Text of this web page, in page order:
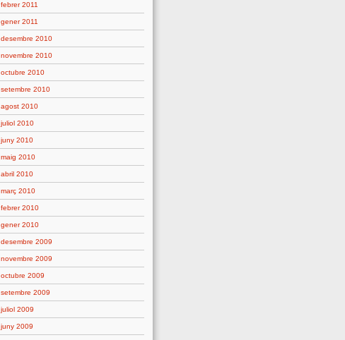
febrer 2011
gener 2011
desembre 2010
novembre 2010
octubre 2010
setembre 2010
agost 2010
juliol 2010
juny 2010
maig 2010
abril 2010
març 2010
febrer 2010
gener 2010
desembre 2009
novembre 2009
octubre 2009
setembre 2009
juliol 2009
juny 2009